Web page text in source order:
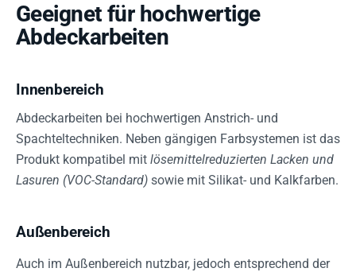
Geeignet für hochwertige
Abdeckarbeiten
Innenbereich
Abdeckarbeiten bei hochwertigen Anstrich- und
Spachteltechniken. Neben gängigen Farbsystemen ist das
Produkt kompatibel mit lösemittelreduzierten Lacken und
Lasuren (VOC-Standard) sowie mit Silikat- und Kalkfarben.
Außenbereich
Auch im Außenbereich nutzbar, jedoch entsprechend der